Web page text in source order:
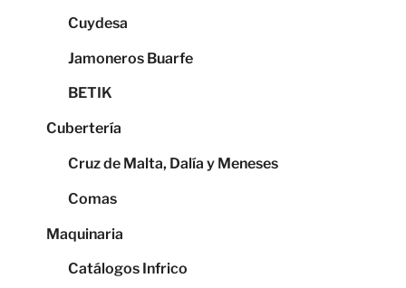
Cuydesa
Jamoneros Buarfe
BETIK
Cubertería
Cruz de Malta, Dalía y Meneses
Comas
Maquinaria
Catálogos Infrico